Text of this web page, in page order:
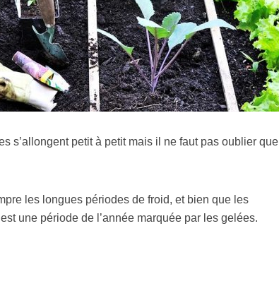
s’allongent petit à petit mais il ne faut pas oublier que
les longues périodes de froid, et bien que les
une période de l’année marquée par les gelées.